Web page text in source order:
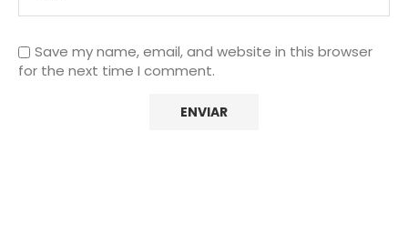
Save my name, email, and website in this browser
for the next time I comment.